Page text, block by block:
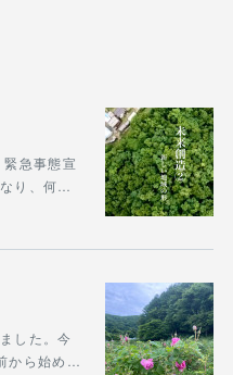
急事態宣
り、何…
した。今
から始め…